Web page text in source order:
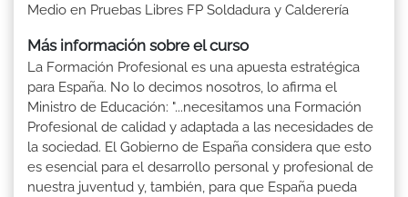
Medio en Pruebas Libres FP Soldadura y Calderería
Más información sobre el curso
La Formación Profesional es una apuesta estratégica
para España. No lo decimos nosotros, lo afirma el
Ministro de Educación: "...necesitamos una Formación
Profesional de calidad y adaptada a las necesidades de
la sociedad. El Gobierno de España considera que esto
es esencial para el desarrollo personal y profesional de
nuestra juventud y, también, para que España pueda